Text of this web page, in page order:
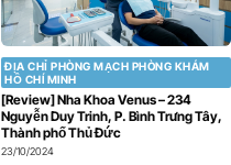
ĐỊA CHỈ PHÒNG MẠCH PHÒNG KHÁM
HỒ CHÍ MINH
[Review] Nha Khoa Venus – 234
Nguyễn Duy Trinh, P. Bình Trưng Tây,
Thành phố Thủ Đức
23/10/2024